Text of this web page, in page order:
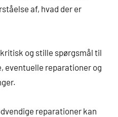
af, hvad der er
og stille spørgsmål til
eventuelle reparationer og
reparationer kan